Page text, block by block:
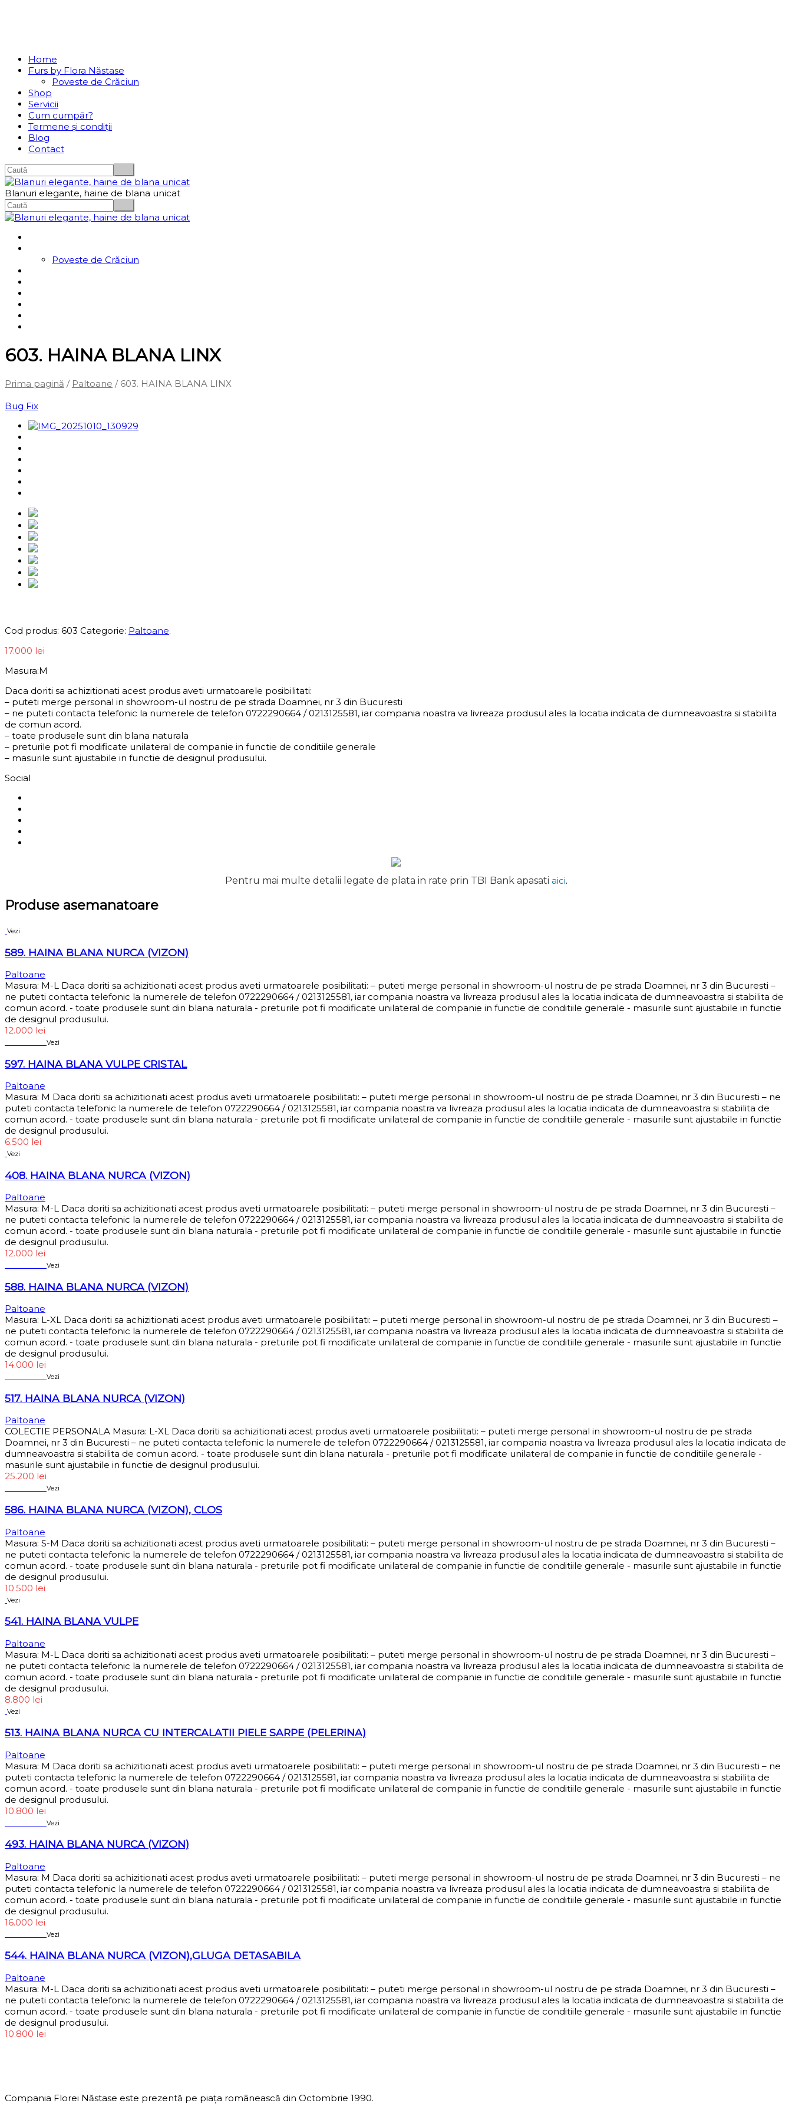
Home
Furs by Flora Năstase
Poveste de Crăciun
Shop
Servicii
Cum cumpăr?
Termene și condiții
Blog
Contact
Blanuri elegante, haine de blana unicat
Poveste de Crăciun
603. HAINA BLANA LINX
Prima pagină / Paltoane / 603. HAINA BLANA LINX
Bug Fix
Cod produs: 603 Categorie: Paltoane.
17.000 lei
Masura:M
Daca doriti sa achizitionati acest produs aveti urmatoarele posibilitati:
– puteti merge personal in showroom-ul nostru de pe strada Doamnei, nr 3 din Bucuresti
– ne puteti contacta telefonic la numerele de telefon 0722290664 / 0213125581, iar compania noastra va livreaza produsul ales la locatia indicata de dumneavoastra si stabilita
de comun acord.
– toate produsele sunt din blana naturala
– preturile pot fi modificate unilateral de companie in functie de conditiile generale
– masurile sunt ajustabile in functie de designul produsului.
Social
Pentru mai multe detalii legate de plata in rate prin TBI Bank apasati aici.
Produse asemanatoare
Vezi
589. HAINA BLANA NURCA (VIZON)
Paltoane
Masura: M-L Daca doriti sa achizitionati acest produs aveti urmatoarele posibilitati: – puteti merge personal in showroom-ul nostru de pe strada Doamnei, nr 3 din Bucuresti –
ne puteti contacta telefonic la numerele de telefon 0722290664 / 0213125581, iar compania noastra va livreaza produsul ales la locatia indicata de dumneavoastra si stabilita de
comun acord. - toate produsele sunt din blana naturala - preturile pot fi modificate unilateral de companie in functie de conditiile generale - masurile sunt ajustabile in functie
de designul produsului.
12.000 lei
Vezi
597. HAINA BLANA VULPE CRISTAL
Paltoane
Masura: M Daca doriti sa achizitionati acest produs aveti urmatoarele posibilitati: – puteti merge personal in showroom-ul nostru de pe strada Doamnei, nr 3 din Bucuresti – ne
puteti contacta telefonic la numerele de telefon 0722290664 / 0213125581, iar compania noastra va livreaza produsul ales la locatia indicata de dumneavoastra si stabilita de
comun acord. - toate produsele sunt din blana naturala - preturile pot fi modificate unilateral de companie in functie de conditiile generale - masurile sunt ajustabile in functie
de designul produsului.
6.500 lei
Vezi
408. HAINA BLANA NURCA (VIZON)
Paltoane
Masura: M-L Daca doriti sa achizitionati acest produs aveti urmatoarele posibilitati: – puteti merge personal in showroom-ul nostru de pe strada Doamnei, nr 3 din Bucuresti –
ne puteti contacta telefonic la numerele de telefon 0722290664 / 0213125581, iar compania noastra va livreaza produsul ales la locatia indicata de dumneavoastra si stabilita de
comun acord. - toate produsele sunt din blana naturala - preturile pot fi modificate unilateral de companie in functie de conditiile generale - masurile sunt ajustabile in functie
de designul produsului.
12.000 lei
Vezi
588. HAINA BLANA NURCA (VIZON)
Paltoane
Masura: L-XL Daca doriti sa achizitionati acest produs aveti urmatoarele posibilitati: – puteti merge personal in showroom-ul nostru de pe strada Doamnei, nr 3 din Bucuresti –
ne puteti contacta telefonic la numerele de telefon 0722290664 / 0213125581, iar compania noastra va livreaza produsul ales la locatia indicata de dumneavoastra si stabilita de
comun acord. - toate produsele sunt din blana naturala - preturile pot fi modificate unilateral de companie in functie de conditiile generale - masurile sunt ajustabile in functie
de designul produsului.
14.000 lei
Vezi
517. HAINA BLANA NURCA (VIZON)
Paltoane
COLECTIE PERSONALA Masura: L-XL Daca doriti sa achizitionati acest produs aveti urmatoarele posibilitati: – puteti merge personal in showroom-ul nostru de pe strada
Doamnei, nr 3 din Bucuresti – ne puteti contacta telefonic la numerele de telefon 0722290664 / 0213125581, iar compania noastra va livreaza produsul ales la locatia indicata de
dumneavoastra si stabilita de comun acord. - toate produsele sunt din blana naturala - preturile pot fi modificate unilateral de companie in functie de conditiile generale -
masurile sunt ajustabile in functie de designul produsului.
25.200 lei
Vezi
586. HAINA BLANA NURCA (VIZON), CLOS
Paltoane
Masura: S-M Daca doriti sa achizitionati acest produs aveti urmatoarele posibilitati: – puteti merge personal in showroom-ul nostru de pe strada Doamnei, nr 3 din Bucuresti –
ne puteti contacta telefonic la numerele de telefon 0722290664 / 0213125581, iar compania noastra va livreaza produsul ales la locatia indicata de dumneavoastra si stabilita de
comun acord. - toate produsele sunt din blana naturala - preturile pot fi modificate unilateral de companie in functie de conditiile generale - masurile sunt ajustabile in functie
de designul produsului.
10.500 lei
Vezi
541. HAINA BLANA VULPE
Paltoane
Masura: M-L Daca doriti sa achizitionati acest produs aveti urmatoarele posibilitati: – puteti merge personal in showroom-ul nostru de pe strada Doamnei, nr 3 din Bucuresti –
ne puteti contacta telefonic la numerele de telefon 0722290664 / 0213125581, iar compania noastra va livreaza produsul ales la locatia indicata de dumneavoastra si stabilita de
comun acord. - toate produsele sunt din blana naturala - preturile pot fi modificate unilateral de companie in functie de conditiile generale - masurile sunt ajustabile in functie
de designul produsului.
8.800 lei
Vezi
513. HAINA BLANA NURCA CU INTERCALATII PIELE SARPE (PELERINA)
Paltoane
Masura: M Daca doriti sa achizitionati acest produs aveti urmatoarele posibilitati: – puteti merge personal in showroom-ul nostru de pe strada Doamnei, nr 3 din Bucuresti – ne
puteti contacta telefonic la numerele de telefon 0722290664 / 0213125581, iar compania noastra va livreaza produsul ales la locatia indicata de dumneavoastra si stabilita de
comun acord. - toate produsele sunt din blana naturala - preturile pot fi modificate unilateral de companie in functie de conditiile generale - masurile sunt ajustabile in functie
de designul produsului.
10.800 lei
Vezi
493. HAINA BLANA NURCA (VIZON)
Paltoane
Masura: M Daca doriti sa achizitionati acest produs aveti urmatoarele posibilitati: – puteti merge personal in showroom-ul nostru de pe strada Doamnei, nr 3 din Bucuresti – ne
puteti contacta telefonic la numerele de telefon 0722290664 / 0213125581, iar compania noastra va livreaza produsul ales la locatia indicata de dumneavoastra si stabilita de
comun acord. - toate produsele sunt din blana naturala - preturile pot fi modificate unilateral de companie in functie de conditiile generale - masurile sunt ajustabile in functie
de designul produsului.
16.000 lei
Vezi
544. HAINA BLANA NURCA (VIZON),GLUGA DETASABILA
Paltoane
Masura: M-L Daca doriti sa achizitionati acest produs aveti urmatoarele posibilitati: – puteti merge personal in showroom-ul nostru de pe strada Doamnei, nr 3 din Bucuresti –
ne puteti contacta telefonic la numerele de telefon 0722290664 / 0213125581, iar compania noastra va livreaza produsul ales la locatia indicata de dumneavoastra si stabilita de
comun acord. - toate produsele sunt din blana naturala - preturile pot fi modificate unilateral de companie in functie de conditiile generale - masurile sunt ajustabile in functie
de designul produsului.
10.800 lei
Compania Florei Năstase este prezentă pe piața românească din Octombrie 1990.